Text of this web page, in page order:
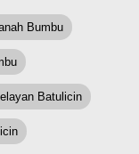
Bumbu
Batulicin